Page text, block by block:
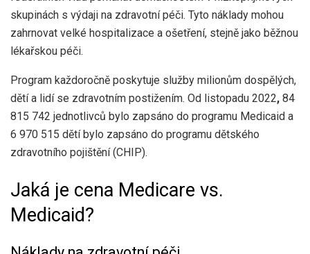
skupinách s výdaji na zdravotní péči. Tyto náklady mohou
zahrnovat velké hospitalizace a ošetření, stejně jako běžnou
lékařskou péči.
Program každoročně poskytuje služby milionům dospělých,
dětí a lidí se zdravotním postižením. Od listopadu 2022, 84
815 742 jednotlivců bylo zapsáno do programu Medicaid a
6 970 515 dětí bylo zapsáno do programu dětského
zdravotního pojištění (CHIP).
Jaká je cena Medicare vs.
Medicaid?